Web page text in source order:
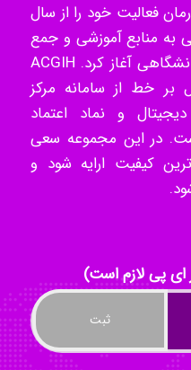
Hossein Znd
k.aryan
ilhan200
Mohammad
فعالیت خود را از سال
به منابع آموزشی و جمع
آوری کلیه مقالات و جزوات دانشگاهی آغاز کرد. ACGIH
بر خط از سامانه مرکز
و نماد اعتماد
در این مجموعه سعی
کیفیت ارایه شود و
ای پی لازم است)